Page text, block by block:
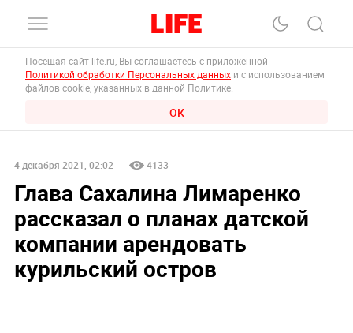
Посещая сайт life.ru, Вы соглашаетесь с приложенной
Политикой обработки Персональных данных и с использованием
файлов cookie, указанных в данной Политике.
ОК
4 декабря 2021, 02:02 4133
Глава Сахалина Лимаренко
рассказал о планах датской
компании арендовать
курильский остров